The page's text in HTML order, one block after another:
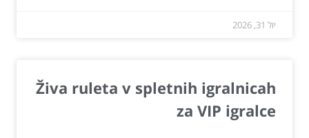
יול 31, 2026
Živa ruleta v spletnih igralnicah
za VIP igralce